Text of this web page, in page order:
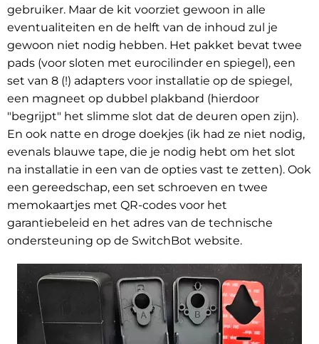
gebruiker. Maar de kit voorziet gewoon in alle
eventualiteiten en de helft van de inhoud zul je
gewoon niet nodig hebben. Het pakket bevat twee
pads (voor sloten met eurocilinder en spiegel), een
set van 8 (!) adapters voor installatie op de spiegel,
een magneet op dubbel plakband (hierdoor
"begrijpt" het slimme slot dat de deuren open zijn).
En ook natte en droge doekjes (ik had ze niet nodig,
evenals blauwe tape, die je nodig hebt om het slot
na installatie in een van de opties vast te zetten). Ook
een gereedschap, een set schroeven en twee
memokaartjes met QR-codes voor het
garantiebeleid en het adres van de technische
ondersteuning op de SwitchBot website.